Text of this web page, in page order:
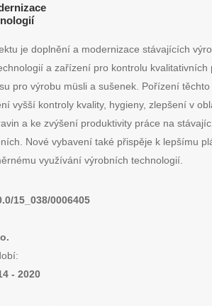
je doplnění a modernizace stávajících
a zařízení pro kontrolu kvalitativních
pro výrobu müsli a sušenek. Pořízení
vyšší kontroly kvality, hygieny, zlepšení v
a ke zvýšení produktivity práce na
Nové vybavení také přispěje k lepšímu
využívání výrobních technologií.
15_038/0006405
- 2020